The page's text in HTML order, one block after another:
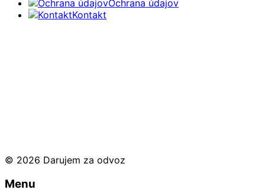
Ochrana údajov
Kontakt
© 2026 Darujem za odvoz
Menu